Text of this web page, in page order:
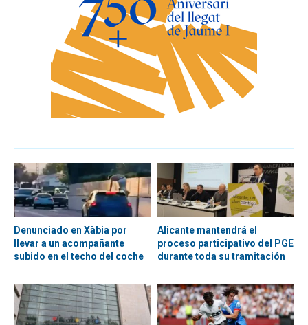
Denunciado en Xàbia por
llevar a un acompañante
subido en el techo del coche
Alicante mantendrá el
proceso participativo del PGE
durante toda su tramitación